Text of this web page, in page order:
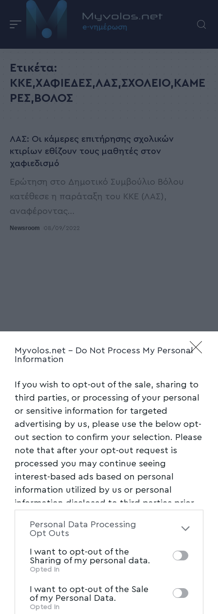
Myvolos.net - Do Not Process My Personal
Information
If you wish to opt-out of the sale, sharing to
third parties, or processing of your personal
or sensitive information for targeted
advertising by us, please use the below opt-
out section to confirm your selection. Please
note that after your opt-out request is
processed you may continue seeing
interest-based ads based on personal
information utilized by us or personal
information disclosed to third parties prior
of the further disclosure of your personal
of downstream participants. This
information may also be disclosed by us to
Participantsthat may further disclose it to
other third parties.
Personal Data Processing
Opt Outs
I want to opt-out of the
Sharing of my personal data.
Opted In
I want to opt-out of the Sale
of my Personal Data.
Opted In
Ετικέτα:
ΚΚΕ,ΧΑΦΙΕΔΕΣ,ΛΑΣ,ΣΧΟΛΕΙΟ,ΚΑΜΕ
ΡΕΣ,ΒΟΛΟΣ
ΛΑΣ: Οι κάμερες επιτήρησης σχολικών
κτιρίων εθίζουν τους μαθητές στον
χαφιεδισμό
Ερώτηση στο Δημοτικό Συμβούλιο Βόλου
κατέθεσε η παράταξη του ΚΚΕ (ΛΑΣ),
αναφέροντας…
Newsroom 08/09/2022
MYVOLOS.NET | ΤΑΥΤΟΤΗΤΑ
ΔΗΛΩΣΗ ΣΥΜΜΟΡΦΩΣΗΣ ΜΕ ΤΗ